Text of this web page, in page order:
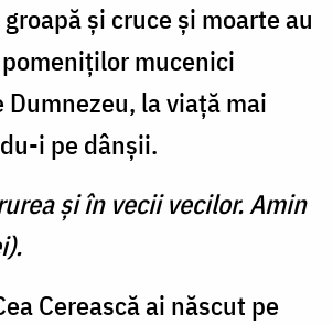
şi cruce şi moarte au
mucenici
la viaţă mai
i pe dânşii.
şi în vecii vecilor. Amin
Cerească ai născut pe